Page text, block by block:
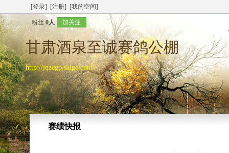
[登录] [注册] [我的空间]
粉丝 0人 加关注
甘肃酒泉至诚赛鸽公棚
http://jqzcgp.saige.com/
赛绩快报